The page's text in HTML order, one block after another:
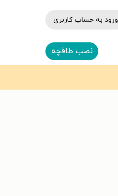
ورود به حساب کاربری
نصب طاقچه